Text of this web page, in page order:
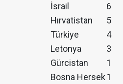
İsrail
6
Hırvatistan
5
Türkiye
4
Letonya
3
Gürcistan
1
Bosna Hersek1